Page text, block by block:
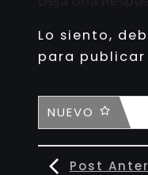
Lo siento,
para
NUEVO
Post